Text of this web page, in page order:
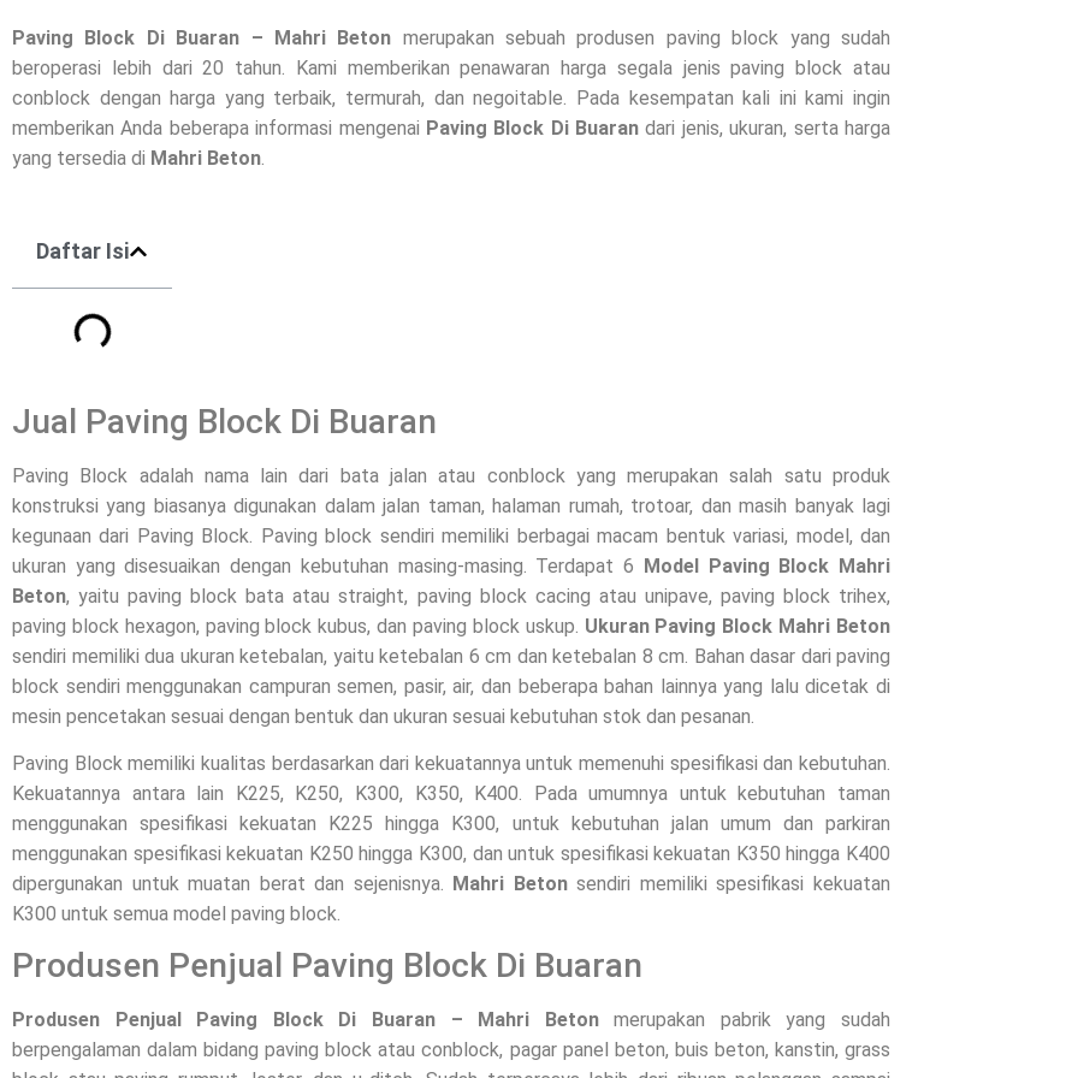
Paving Block Di Buaran – Mahri Beton merupakan sebuah produsen paving block yang sudah
beroperasi lebih dari 20 tahun. Kami memberikan penawaran harga segala jenis paving block atau
conblock dengan harga yang terbaik, termurah, dan negoitable. Pada kesempatan kali ini kami ingin
memberikan Anda beberapa informasi mengenai Paving Block Di Buaran dari jenis, ukuran, serta harga
yang tersedia di Mahri Beton
Daftar Isi
Jual Paving Block Di Buaran
Paving Block adalah nama lain dari bata jalan atau conblock yang merupakan salah satu produk
konstruksi yang biasanya digunakan dalam jalan taman, halaman rumah, trotoar, dan masih banyak lagi
kegunaan dari Paving Block. Paving block sendiri memiliki berbagai macam bentuk variasi, model, dan
ukuran yang disesuaikan dengan kebutuhan masing-masing. Terdapat 6 Model Paving Block Mahri
Beton, yaitu paving block bata atau straight, paving block cacing atau unipave, paving block trihex,
paving block hexagon, paving block kubus, dan paving block uskup. Ukuran Paving Block Mahri Beton
sendiri memiliki dua ukuran ketebalan, yaitu ketebalan 6 cm dan ketebalan 8 cm. Bahan dasar dari paving
block sendiri menggunakan campuran semen, pasir, air, dan beberapa bahan lainnya yang lalu dicetak di
mesin pencetakan sesuai dengan bentuk dan ukuran sesuai kebutuhan stok dan pesanan.
Paving Block memiliki kualitas berdasarkan dari kekuatannya untuk memenuhi spesifikasi dan kebutuhan.
Kekuatannya antara lain K225, K250, K300, K350, K400. Pada umumnya untuk kebutuhan taman
menggunakan spesifikasi kekuatan K225 hingga K300, untuk kebutuhan jalan umum dan parkiran
menggunakan spesifikasi kekuatan K250 hingga K300, dan untuk spesifikasi kekuatan K350 hingga K400
dipergunakan untuk muatan berat dan sejenisnya. Mahri Betonsendiri memiliki spesifikasi kekuatan
K300 untuk semua model paving block.
Produsen Penjual Paving Block Di Buaran
Produsen Penjual Paving Block Di Buaran – Mahri Betonmerupakan pabrik yang sudah
berpengalaman dalam bidang paving block atau conblock, pagar panel beton, buis beton, kanstin, grass